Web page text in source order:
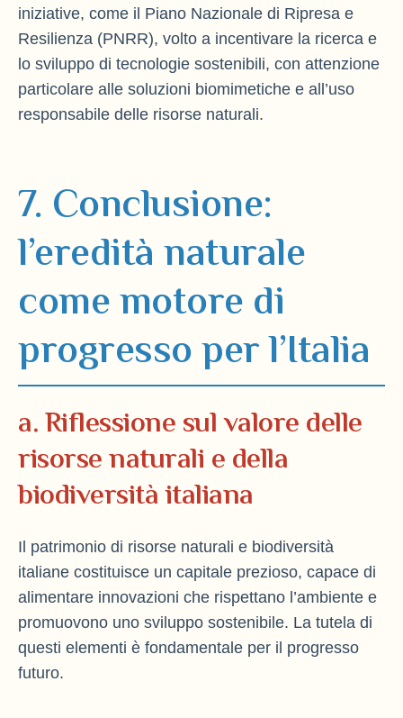
iniziative, come il Piano Nazionale di Ripresa e
Resilienza (PNRR), volto a incentivare la ricerca e
lo sviluppo di tecnologie sostenibili, con attenzione
particolare alle soluzioni biomimetiche e all’uso
responsabile delle risorse naturali.
7. Conclusione:
l’eredità naturale
come motore di
progresso per l’Italia
a. Riflessione sul valore delle
risorse naturali e della
biodiversità italiana
Il patrimonio di risorse naturali e biodiversità
italiane costituisce un capitale prezioso, capace di
alimentare innovazioni che rispettano l’ambiente e
promuovono uno sviluppo sostenibile. La tutela di
questi elementi è fondamentale per il progresso
futuro.